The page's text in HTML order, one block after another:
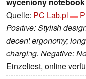
Quelle: PC Lab.pl
Positive: Stylish
decent ergonomy;
charging. Negative:
Einzeltest, online